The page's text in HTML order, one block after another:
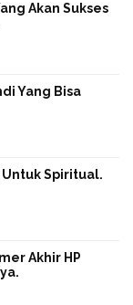
Akan Sukses
Yang Bisa
Untuk Spiritual.
Akhir HP